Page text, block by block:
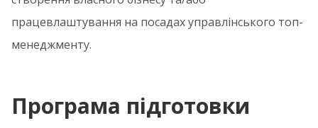
працевлаштування на посадах управлінського топ-
менеджменту.
Програма підготовки